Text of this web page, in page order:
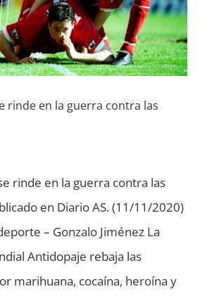
rinde en la guerra contra las
rinde en la guerra contra las
en Diario AS. (11/11/2020)
– Gonzalo Jiménez La
Antidopaje rebaja las
marihuana, cocaína, heroína y